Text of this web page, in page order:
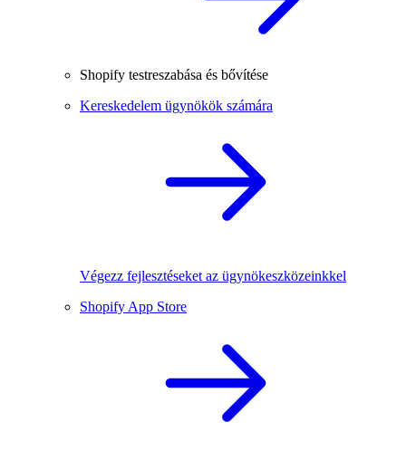
Shopify testreszabása és bővítése
Kereskedelem ügynökök számára
Végezz fejlesztéseket az ügynökeszközeinkkel
Shopify App Store